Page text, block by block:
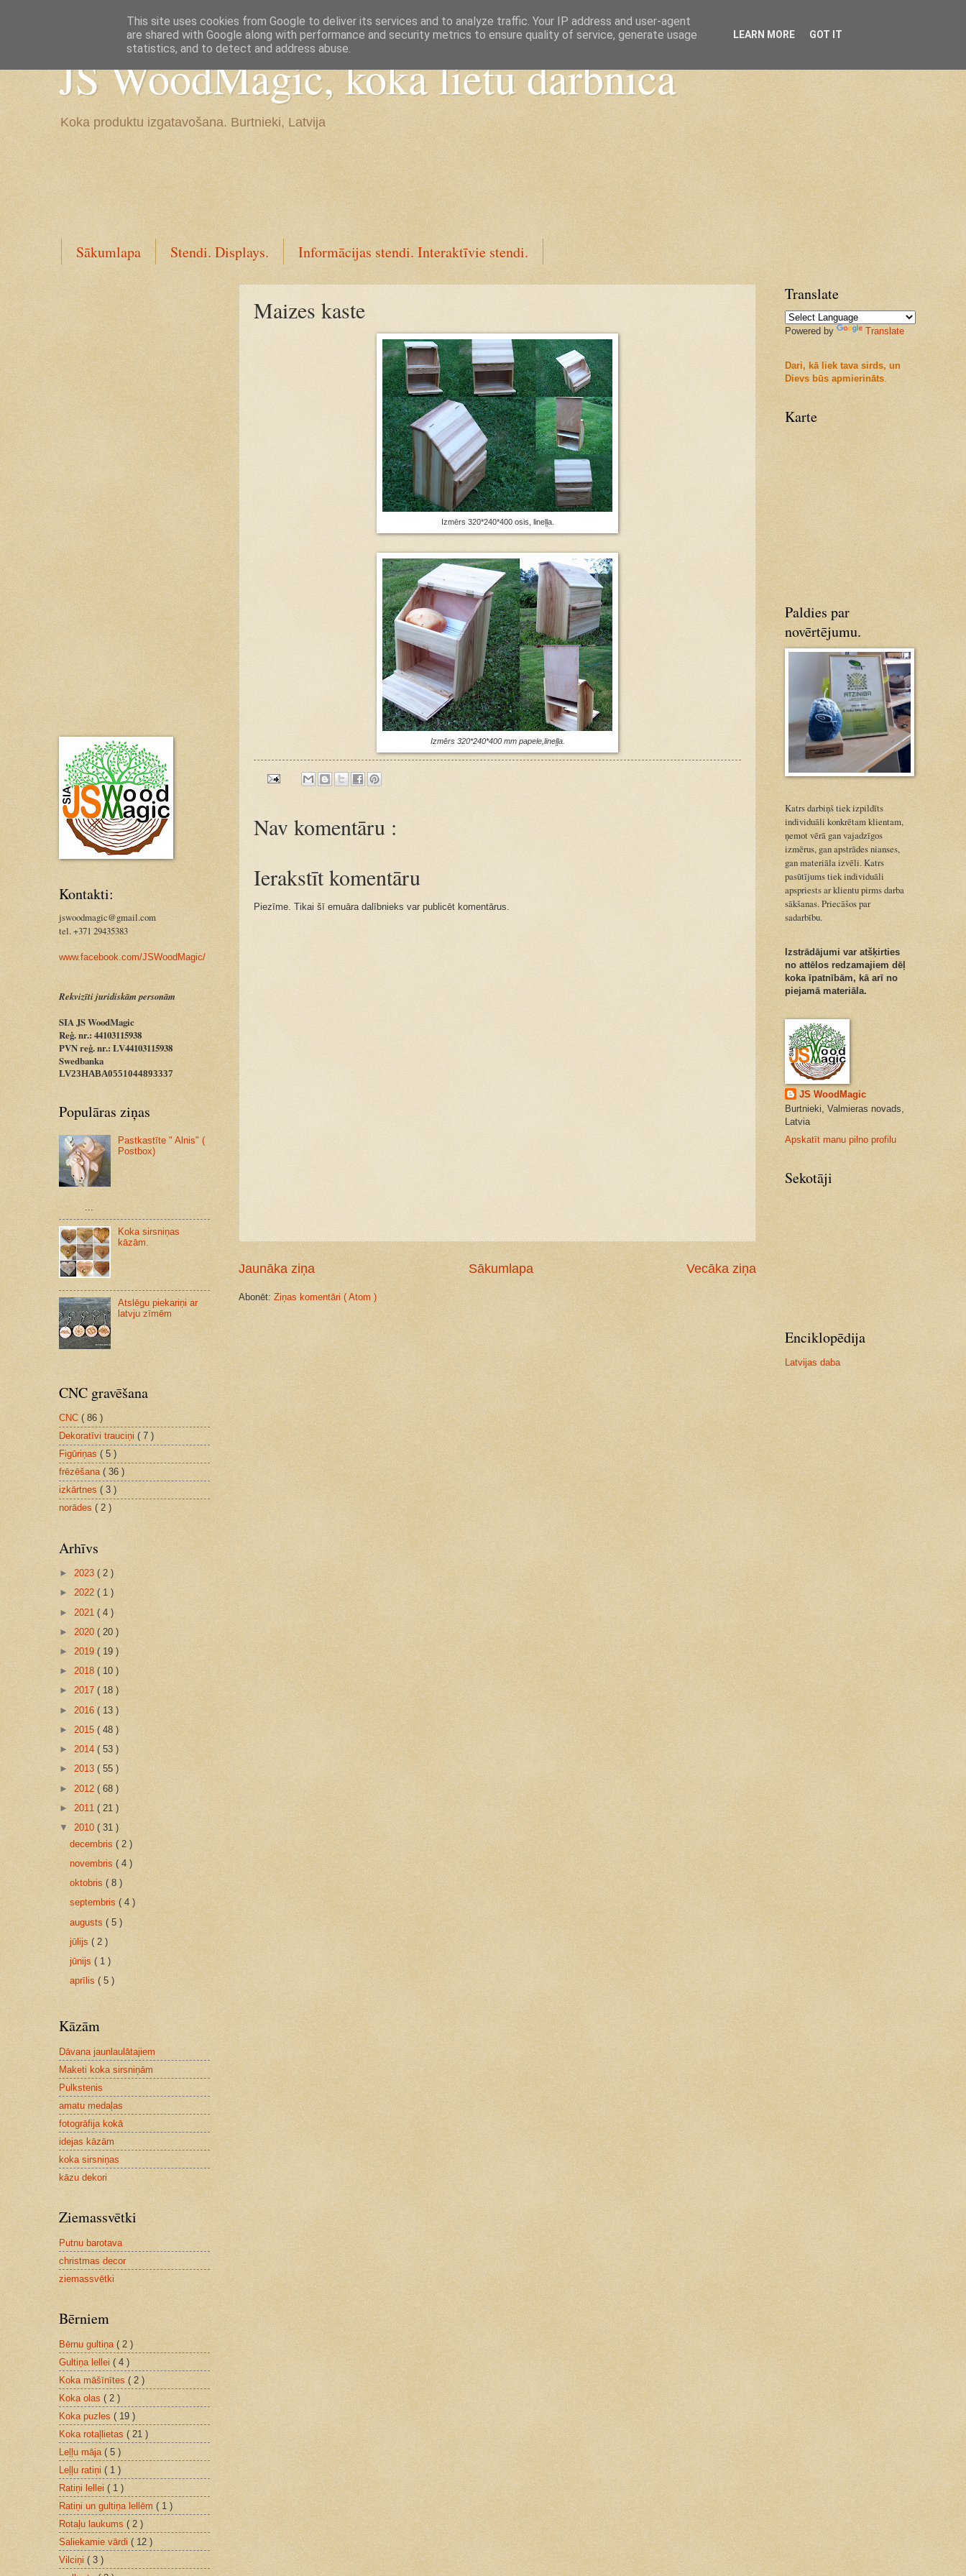
JS WoodMagic, koka lietu darbnīca
Koka produktu izgatavošana. Burtnieki, Latvija
Sākumlapa Stendi. Displays. Informācijas stendi. Interaktīvie stendi.
Maizes kaste
Izmērs 320*240*400 osis, lineļļa.
Izmērs 320*240*400 mm papele,lineļļa.
Nav komentāru :
Ierakstīt komentāru
Piezīme. Tikai šī emuāra dalībnieks var publicēt komentārus.
Jaunāka ziņa Vecāka ziņa
Sākumlapa
Abonēt: Ziņas komentāri ( Atom )
Kontakti:
jswoodmagic@gmail.com
tel. +371 29435383
www.facebook.com/JSWoodMagic/
Rekvizīti juridiskām personām
SIA JS WoodMagic
Reģ. nr.: 44103115938
PVN reģ. nr.: LV44103115938
Swedbanka
LV23HABA0551044893337
Populāras ziņas
Pastkastīte " Alnis" (
Postbox)
Koka sirsniņas
kāzām.
Atslēgu piekariņi ar
latvju zīmēm
CNC gravēšana
CNC ( 86 )
Dekoratīvi trauciņi ( 7 )
Figūriņas ( 5 )
frēzēšana ( 36 )
izkārtnes ( 3 )
norādes ( 2 )
Arhīvs
► 2023 ( 2 )
► 2022 ( 1 )
► 2021 ( 4 )
► 2020 ( 20 )
► 2019 ( 19 )
► 2018 ( 10 )
► 2017 ( 18 )
► 2016 ( 13 )
► 2015 ( 48 )
► 2014 ( 53 )
► 2013 ( 55 )
► 2012 ( 68 )
► 2011 ( 21 )
▼ 2010 ( 31 )
decembris( 2 )
novembris( 4 )
oktobris( 8 )
septembris( 4 )
augusts( 5 )
jūlijs( 2 )
jūnijs( 1 )
aprīlis( 5 )
Kāzām
Dāvana jaunlaulātajiem
Maketi koka sirsniņām
Pulkstenis
amatu medaļas
fotogrāfija kokā
idejas kāzām
koka sirsniņas
kāzu dekori
Ziemassvētki
Putnu barotava
christmas decor
ziemassvētki
Bērniem
Bērnu gultiņa ( 2 )
Gultiņa lellei ( 4 )
Koka māšīnītes ( 2 )
Koka olas ( 2 )
Koka puzles ( 19 )
Koka rotaļlietas ( 21 )
Leļļu māja ( 5 )
Leļļu ratiņi ( 1 )
Ratiņi lellei ( 1 )
Ratiņi un gultiņa lellēm ( 1 )
Rotaļu laukums ( 2 )
Saliekamie vārdi ( 12 )
Vilciņi ( 3 )
Translate
Powered by Translate
Dari, kā liek tava sirds, un
Dievs būs apmierināts.
Karte
Paldies par
novērtējumu.
Katrs darbiņš tiek izpildīts
individuāli konkrētam klientam,
ņemot vērā gan vajadzīgos
izmērus, gan apstrādes nianses,
gan materiāla izvēli. Katrs
pasūtījums tiek individuāli
apspriests ar klientu pirms darba
sākšanas. Priecāšos par
sadarbību.
Izstrādājumi var atšķirties
no attēlos redzamajiem dēļ
koka īpatnībām, kā arī no
piejamā materiāla.
JS WoodMagic
Burtnieki, Valmieras novads,
Latvia
Apskatīt manu pilno profilu
Sekotāji
Enciklopēdija
Latvijas daba
This site uses cookies from Google to deliver its services and to analyze traffic. Your IP address and user-agent
are shared with Google along with performance and security metrics to ensure quality of service, generate usage
statistics, and to detect and address abuse.
LEARN MORE GOT IT